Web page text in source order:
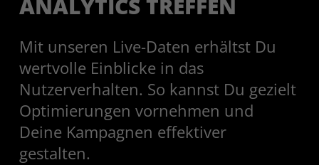
Mit unseren Live-Daten erhältst Du
wertvolle Einblicke in das
Nutzerverhalten. So kannst Du gezielt
Optimierungen vornehmen und
Deine Kampagnen effektiver
gestalten.